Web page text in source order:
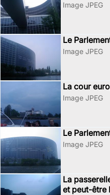
Image JPEG
Le
Image JPEG
La cour
Image JPEG
Le
Image JPEG
La
et peut-être